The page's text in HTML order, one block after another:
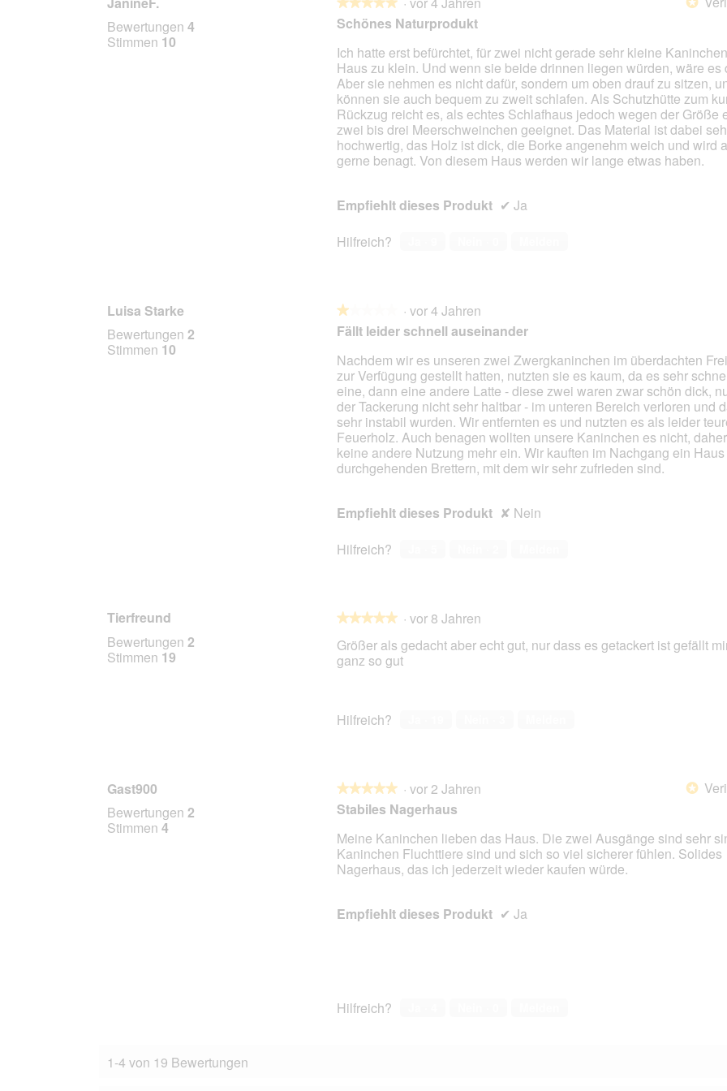
Bewertungen 4
Stimmen 10
5
5
Sternen.
Schönes Naturprodukt
Ich hatte erst befürchtet, für zwei nicht gerade sehr kleine
Haus zu klein. Und wenn sie beide drinnen liegen würden, wäre es
Aber sie nehmen es nicht dafür, sondern um oben drauf zu sitzen,
können sie auch bequem zu zweit schlafen. Als Schutzhütte zum
Rückzug reicht es, als echtes Schlafhaus jedoch wegen der Größe
zwei bis drei Meerschweinchen geeignet. Das Material ist dabei
hochwertig, das Holz ist dick, die Borke angenehm weich und wird
gerne benagt. Von diesem Haus werden wir lange etwas haben.
Empfiehlt dieses Produkt ✔ Ja
Hilfreich?
Luisa Starke
Bewertungen 2
Stimmen 10
★★★★★
★★★★★
1
5
Sternen.
· vor 4 Jahren
Fällt leider schnell auseinander
Nachdem wir es unseren zwei Zwergkaninchen im überdachten
zur Verfügung gestellt hatten, nutzten sie es kaum, da es sehr
eine, dann eine andere Latte - diese zwei waren zwar schön dick,
der Tackerung nicht sehr haltbar - im unteren Bereich verloren und
sehr instabil wurden. Wir entfernten es und nutzten es als leider
Feuerholz. Auch benagen wollten unsere Kaninchen es nicht,
keine andere Nutzung mehr ein. Wir kauften im Nachgang ein
durchgehenden Brettern, mit dem wir sehr zufrieden sind.
Empfiehlt dieses Produkt ✘ Nein
Hilfreich?
Tierfreund
Bewertungen 2
Stimmen 19
★★★★★
★★★★★
von
5
· vor 8 Jahren
Größer als gedacht aber echt gut, nur dass es getackert ist gefällt
ganz so gut
Hilfreich?
Gast900
Bewertungen 2
Stimmen 4
*
★★★★★
★★★★★
5
5
Sternen.
· vor 2 Jahren
Stabiles Nagerhaus
Meine Kaninchen lieben das Haus. Die zwei Ausgänge sind sehr
Kaninchen Fluchttiere sind und sich so viel sicherer fühlen. Solides
Nagerhaus, das ich jederzeit wieder kaufen würde.
Empfiehlt dieses Produkt ✔ Ja
Hilfreich?
1-4 von 19 Bewertungen